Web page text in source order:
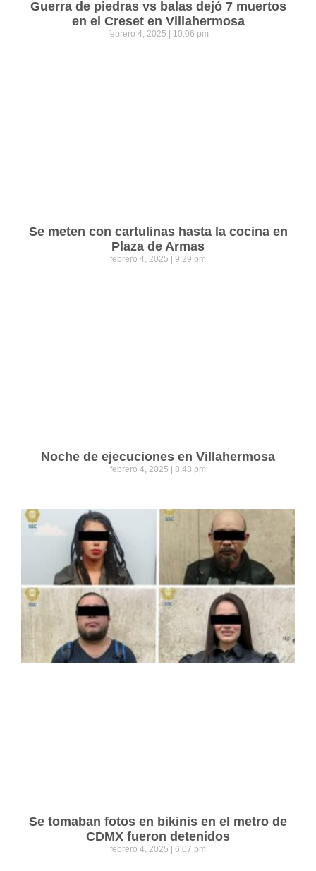
Guerra de piedras vs balas dejó 7 muertos
en el Creset en Villahermosa
febrero 4, 2025 10:06 pm
Se meten con cartulinas hasta la cocina en
Plaza de Armas
febrero 4, 2025 9:29 pm
Noche de ejecuciones en Villahermosa
febrero 4, 2025 8:48 pm
Se tomaban fotos en bikinis en el metro de
CDMX fueron detenidos
febrero 4, 2025 6:07 pm